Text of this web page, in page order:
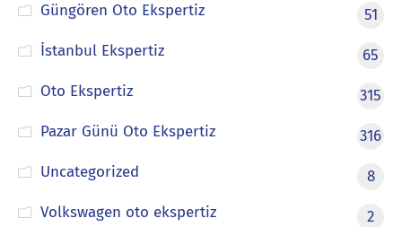
Güngören Oto Ekspertiz
51
İstanbul Ekspertiz
65
Oto Ekspertiz
315
Pazar Günü Oto Ekspertiz
316
Uncategorized
8
Volkswagen oto ekspertiz
2